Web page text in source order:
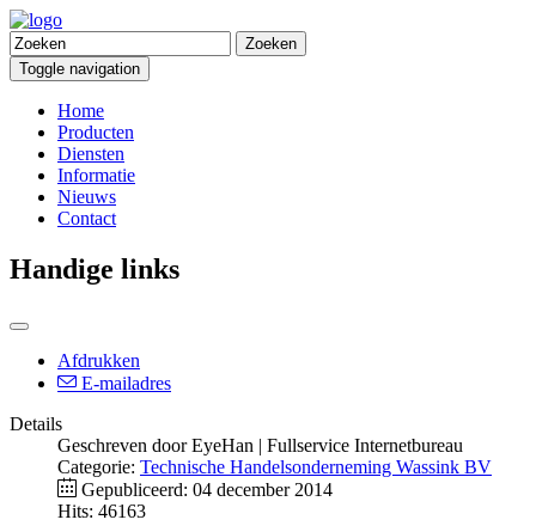
Zoeken
Toggle navigation
Home
Producten
Diensten
Informatie
Nieuws
Contact
Handige links
Afdrukken
E-mailadres
Details
Geschreven doorEyeHan | Fullservice Internetbureau
Categorie: Technische Handelsonderneming Wassink BV
Gepubliceerd: 04 december 2014
Hits: 46163